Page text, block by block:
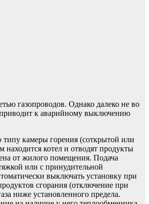
газопроводов. Однако далеко не во
приводит к аварийному выключению
типу камеры горения (соткрытой или
котел и отводят продукты
от жилого помещения. Подача
или с принудительной
выключать установку при
сгорания (отключение при
ниже установленного предела.